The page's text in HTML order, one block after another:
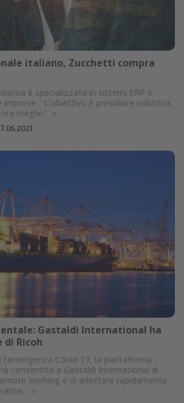
italiano, Zucchetti compra
è specializzata in sistemi ERP e
imprese. "L'obiettivo è presidiare industria,
meglio" »
Gastaldi International ha
di Ricoh
Covid-19, la piattaforma
consentito a Gastaldi International di
working e di adottare rapidamente
»